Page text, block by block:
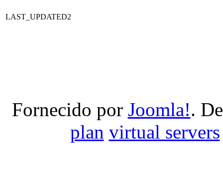
LAST_UPDATED2
Fornecido por Joomla!.
plan virtual servers